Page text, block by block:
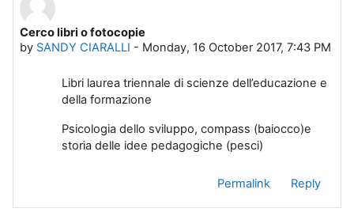
Cerco libri o fotocopie
by SANDY CIARALLI - Monday, 16 October 2017, 7:43 PM
Number of replies: 2
Libri laurea triennale di scienze dell’educazione e
della formazione
Psicologia dello sviluppo, compass (baiocco)e
storia delle idee pedagogiche (pesci)
Permalink Reply